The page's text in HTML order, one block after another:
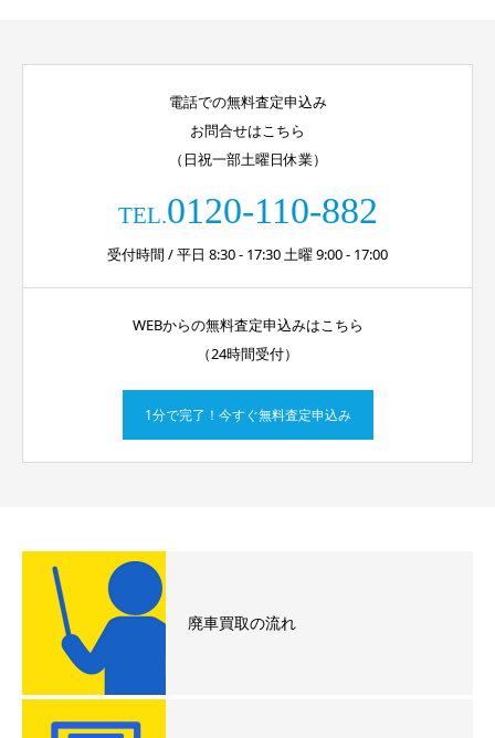
電話での無料査定申込み
お問合せはこちら
（日祝一部土曜日休業）
TEL.0120-110-882
受付時間 / 平日 8:30 - 17:30 土曜 9:00 - 17:00
WEBからの無料査定申込みはこちら
（24時間受付）
1分で完了！今すぐ無料査定申込み
廃車買取の流れ